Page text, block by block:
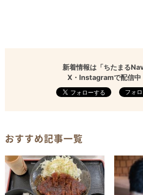
新着情報は「ちたまる
X・Instagramで配信中
フォ
おすすめ記事一覧